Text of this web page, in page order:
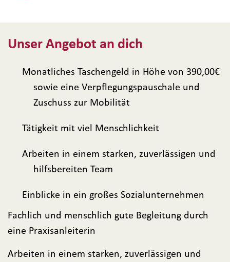
Unser Angebot an dich
Monatliches Taschengeld in Höhe von 390,00€
sowie eine Verpflegungspauschale und
Zuschuss zur Mobilität
Tätigkeit mit viel Menschlichkeit
Arbeiten in einem starken, zuverlässigen und
hilfsbereiten Team
Einblicke in ein großes Sozialunternehmen
Fachlich und menschlich gute Begleitung durch
eine Praxisanleiterin
Arbeiten in einem starken, zuverlässigen und